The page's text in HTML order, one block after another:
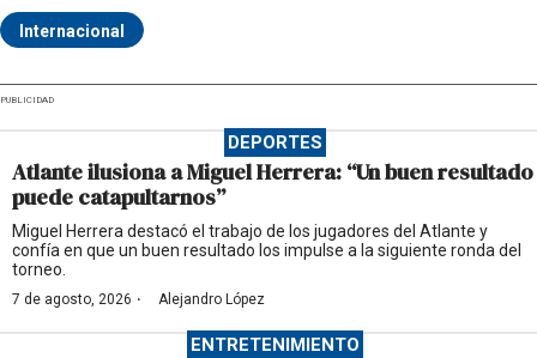
Internacional
PUBLICIDAD
DEPORTES
Atlante ilusiona a Miguel Herrera: “Un buen resultado
puede catapultarnos”
Miguel Herrera destacó el trabajo de los jugadores del Atlante y
confía en que un buen resultado los impulse a la siguiente ronda del
torneo.
7 de agosto, 2026 · Alejandro López
ENTRETENIMIENTO